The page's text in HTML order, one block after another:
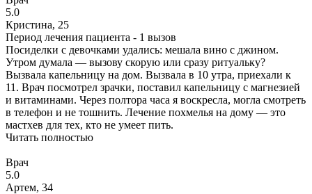
5.0
Кристина, 25
Период лечения пациента - 1 вызов
Посиделки с девочками удались: мешала вино с джином.
Утром думала — вызову скорую или сразу ритуальку?
Вызвала капельницу на дом. Вызвала в 10 утра, приехали к
11. Врач посмотрел зрачки, поставил капельницу с магнезией
и витаминами. Через полтора часа я воскресла, могла смотреть
в телефон и не тошнить. Лечение похмелья на дому — это
мастхев для тех, кто не умеет пить.
Читать полностью
Врач
5.0
Артем, 34